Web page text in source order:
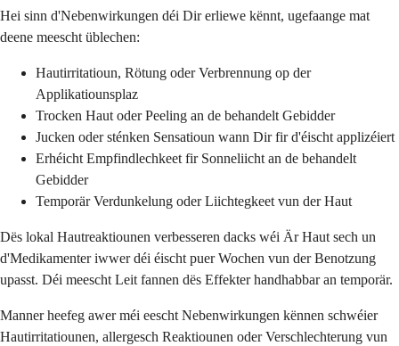
Hei sinn d'Nebenwirkungen déi Dir erliewe kënnt, ugefaange mat
deene meescht üblechen:
Hautirritatioun, Rötung oder Verbrennung op der
Applikatiounsplaz
Trocken Haut oder Peeling an de behandelt Gebidder
Jucken oder sténken Sensatioun wann Dir fir d'éischt applizéiert
Erhéicht Empfindlechkeet fir Sonneliicht an de behandelt
Gebidder
Temporär Verdunkelung oder Liichtegkeet vun der Haut
Dës lokal Hautreaktiounen verbesseren dacks wéi Är Haut sech un
d'Medikamenter iwwer déi éischt puer Wochen vun der Benotzung
upasst. Déi meescht Leit fannen dës Effekter handhabbar an temporär.
Manner heefeg awer méi eescht Nebenwirkungen kënnen schwéier
Hautirritatiounen, allergesch Reaktiounen oder Verschlechterung vun